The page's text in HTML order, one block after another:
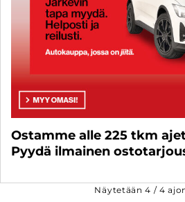
Ostamme alle 225 tkm
Pyydä ilmainen
Näytetään4 /4